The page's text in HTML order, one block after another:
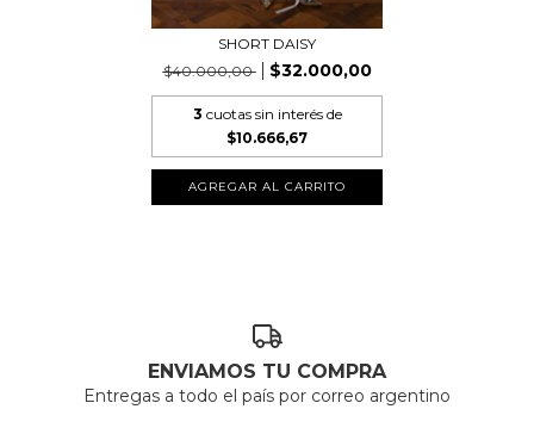
SHORT DAISY
$40.000,00
$32.000,00
3 cuotas sin interés de
$10.666,67
ENVIAMOS TU COMPRA
Entregas a todo el país por correo argentino